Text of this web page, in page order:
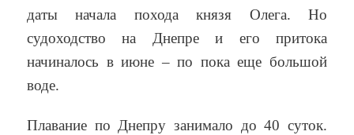
даты начала похода князя Олега. Но
судоходство на Днепре и его притока
начиналось в июне – по пока еще большой
воде.
Плавание по Днепру занимало до 40 суток.